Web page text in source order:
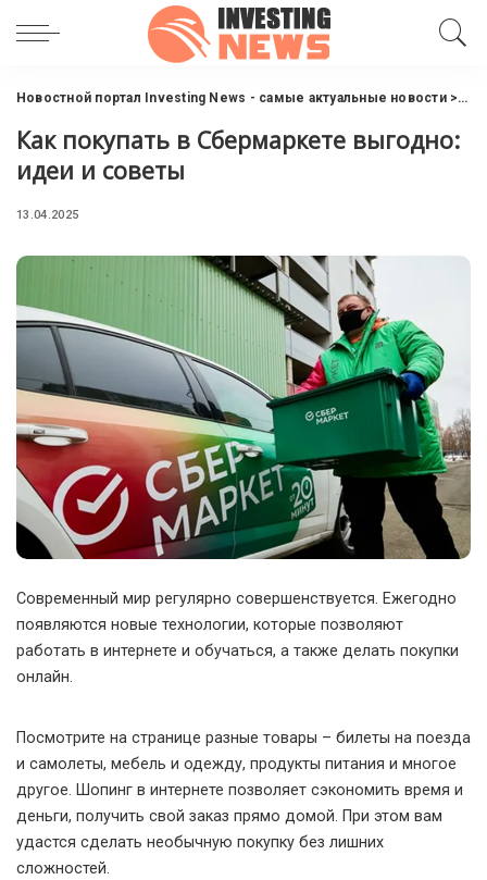
Новостной портал Investing News - самые актуальные новости>
Как покупать в Сбермаркете выгодно:
идеи и советы
13.04.2025
Современный мир регулярно совершенствуется. Ежегодно
появляются новые технологии, которые позволяют
работать в интернете и обучаться, а также делать покупки
онлайн.
Посмотрите на странице разные товары – билеты на поезда
и самолеты, мебель и одежду, продукты питания и многое
другое. Шопинг в интернете позволяет сэкономить время и
деньги, получить свой заказ прямо домой. При этом вам
удастся сделать необычную покупку без лишних
сложностей.